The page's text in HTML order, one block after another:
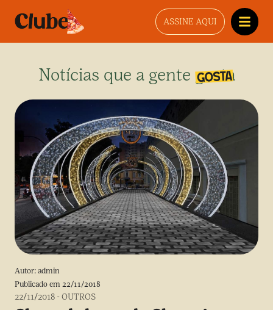
ASSINE AQUI
Notícias que a gente gosta
Autor: admin
Publicado em 22/11/2018
22/11/2018 -OUTROS